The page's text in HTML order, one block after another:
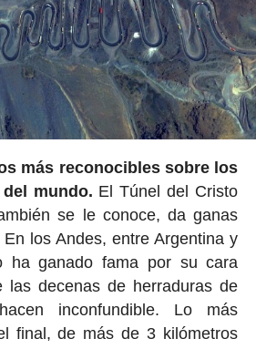
más reconocibles sobre los
mundo. El Túnel del Cristo
se le conoce, da ganas
los Andes, entre Argentina y
ha ganado fama por su cara
las decenas de herraduras de
inconfundible. Lo más
final, de más de 3 kilómetros